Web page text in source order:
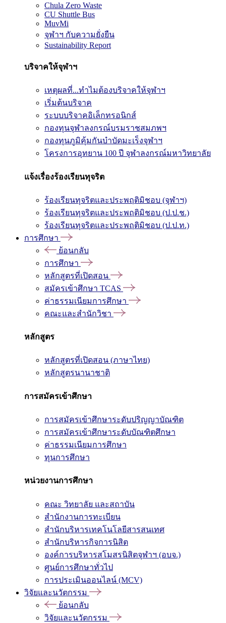
Chula Zero Waste
CU Shuttle Bus
MuvMi
จุฬาฯ กับความยั่งยืน
Sustainability Report
บริจาคให้จุฬาฯ
เหตุผลที่...ทำไมต้องบริจาคให้จุฬาฯ
เริ่มต้นบริจาค
ระบบบริจาคอิเล็กทรอนิกส์
กองทุนจุฬาลงกรณ์บรมราชสมภพฯ
กองทุนภูมิคุ้มกันบำบัดมะเร็งจุฬาฯ
โครงการอุทยาน 100 ปี จุฬาลงกรณ์มหาวิทยาลัย
แจ้งเรื่องร้องเรียนทุจริต
ร้องเรียนทุจริตและประพฤติมิชอบ (จุฬาฯ)
ร้องเรียนทุจริตและประพฤติมิชอบ (ป.ป.ช.)
ร้องเรียนทุจริตและประพฤติมิชอบ (ป.ป.ท.)
การศึกษา
ย้อนกลับ
การศึกษา
หลักสูตรที่เปิดสอน
สมัครเข้าศึกษา TCAS
ค่าธรรมเนียมการศึกษา
คณะและสำนักวิชา
หลักสูตร
หลักสูตรที่เปิดสอน (ภาษาไทย)
หลักสูตรนานาชาติ
การสมัครเข้าศึกษา
การสมัครเข้าศึกษาระดับปริญญาบัณฑิต
การสมัครเข้าศึกษาระดับบัณฑิตศึกษา
ค่าธรรมเนียมการศึกษา
ทุนการศึกษา
หน่วยงานการศึกษา
คณะ วิทยาลัย และสถาบัน
สำนักงานการทะเบียน
สำนักบริหารเทคโนโลยีสารสนเทศ
สำนักบริหารกิจการนิสิต
องค์การบริหารสโมสรนิสิตจุฬาฯ (อบจ.)
ศูนย์การศึกษาทั่วไป
การประเมินออนไลน์ (MCV)
วิจัยและนวัตกรรม
ย้อนกลับ
วิจัยและนวัตกรรม